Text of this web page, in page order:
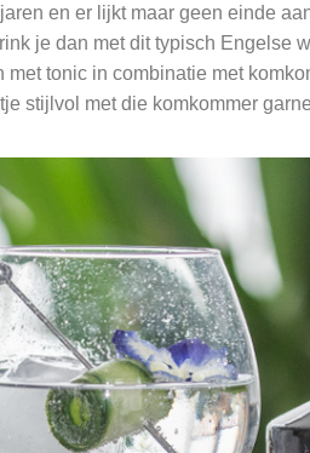
en er lijkt maar geen einde
je dan met dit typisch Engelse
met tonic in combinatie met
stijlvol met die komkommer